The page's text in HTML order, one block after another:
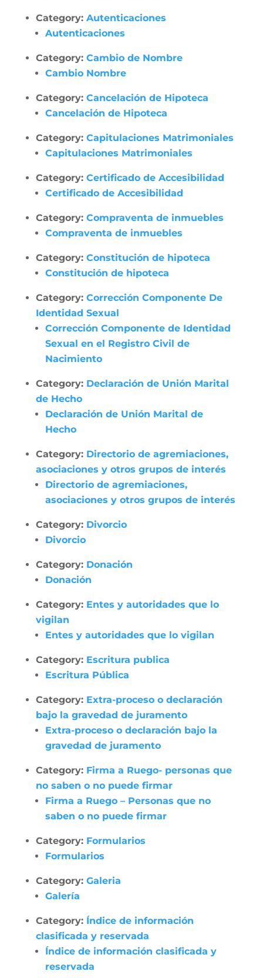
Category: Autenticaciones
Autenticaciones
Category: Cambio de Nombre
Cambio Nombre
Category: Cancelación de Hipoteca
Cancelación de Hipoteca
Category: Capitulaciones Matrimoniales
Capitulaciones Matrimoniales
Category: Certificado de Accesibilidad
Certificado de Accesibilidad
Category: Compraventa de inmuebles
Compraventa de inmuebles
Category: Constitución de hipoteca
Constitución de hipoteca
Category: Corrección Componente De
Identidad Sexual
Corrección Componente de Identidad
Sexual en el Registro Civil de
Nacimiento
Category: Declaración de Unión Marital
de Hecho
Declaración de Unión Marital de
Hecho
Category: Directorio de agremiaciones,
asociaciones y otros grupos de interés
Directorio de agremiaciones,
asociaciones y otros grupos de interés
Category: Divorcio
Divorcio
Category: Donación
Donación
Category: Entes y autoridades que lo
vigilan
Entes y autoridades que lo vigilan
Category: Escritura publica
Escritura Pública
Category: Extra-proceso o declaración
bajo la gravedad de juramento
Extra-proceso o declaración bajo la
gravedad de juramento
Category: Firma a Ruego- personas que
no saben o no puede firmar
Firma a Ruego – Personas que no
saben o no puede firmar
Category: Formularios
Formularios
Category: Galeria
Galería
Category: Índice de información
clasificada y reservada
Índice de información clasificada y
reservada